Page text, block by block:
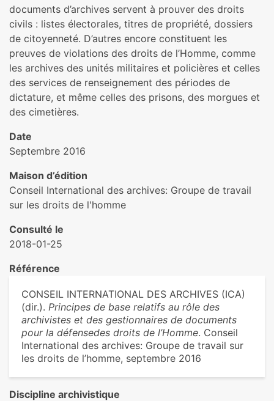
documents d’archives servent à prouver des droits
civils : listes électorales, titres de propriété, dossiers
de citoyenneté. D’autres encore constituent les
preuves de violations des droits de l’Homme, comme
les archives des unités militaires et policières et celles
des services de renseignement des périodes de
dictature, et même celles des prisons, des morgues et
des cimetières.
Date
Septembre 2016
Maison d’édition
Conseil International des archives: Groupe de travail
sur les droits de l'homme
Consulté le
2018-01-25
Référence
CONSEIL INTERNATIONAL DES ARCHIVES (ICA)
(dir.). Principes de base relatifs au rôle des
archivistes et des gestionnaires de documents
pour la défensedes droits de l’Homme. Conseil
International des archives: Groupe de travail sur
les droits de l’homme, septembre 2016
Discipline archivistique